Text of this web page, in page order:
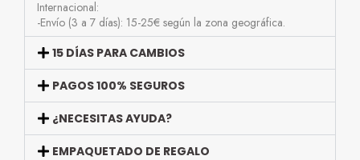
Internacional:
-Envío (3 a 7 días): 15-25€ según la zona geográfica.
15 DÍAS PARA CAMBIOS
PAGOS 100% SEGUROS
¿NECESITAS AYUDA?
EMPAQUETADO DE REGALO